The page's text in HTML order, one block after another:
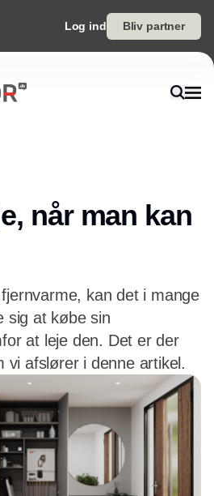
Log ind Bliv partner
når man kan
kan det i mange
sig at købe sin
at leje den. Det er der
vi afslører i denne artikel.